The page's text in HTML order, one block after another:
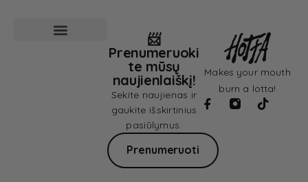
Makes your mouth
burn a lotta!
📨
Prenumeruoki
te mūsų
naujienlaiškį!
Sekite naujienas ir
gaukite išskirtinius
pasiūlymus.
Prenumeruoti